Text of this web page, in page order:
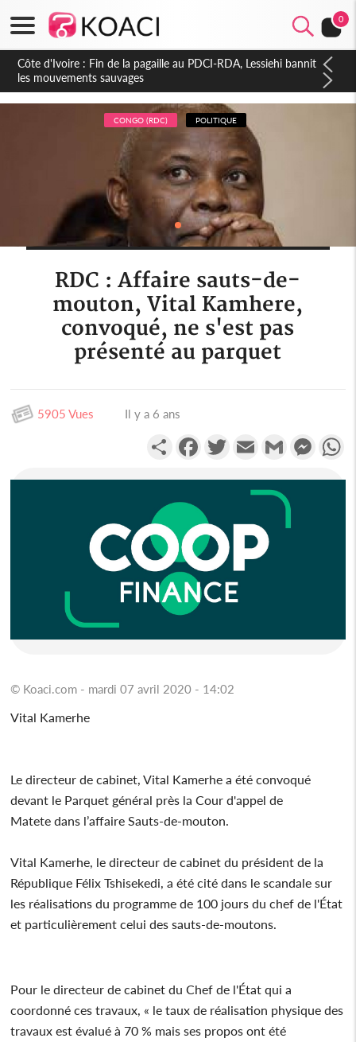
0
Côte d'Ivoire : Ouattara promet des sanctions contre les
déguerpissements illégaux
CONGO (RDC) POLITIQUE
RDC : Affaire sauts-de-
mouton, Vital Kamhere,
convoqué, ne s'est pas
présenté au parquet
5905 Vues Il y a 6 ans
PartagerFacebookTwitterEmail Gmail
© Koaci.com - mardi 07 avril 2020 - 14:02
Vital Kamerhe
Le directeur de cabinet, Vital Kamerhe a été convoqué
devant le Parquet général près la Cour d'appel de
Matete dans l’affaire Sauts-de-mouton.
Vital Kamerhe, le directeur de cabinet du président de la
République Félix Tshisekedi, a été cité dans le scandale sur
les réalisations du programme de 100 jours du chef de l'État
et particulièrement celui des sauts-de-moutons.
Pour le directeur de cabinet du Chef de l'État qui a
coordonné ces travaux, « le taux de réalisation physique des
travaux est évalué à 70 % mais ses propos ont été